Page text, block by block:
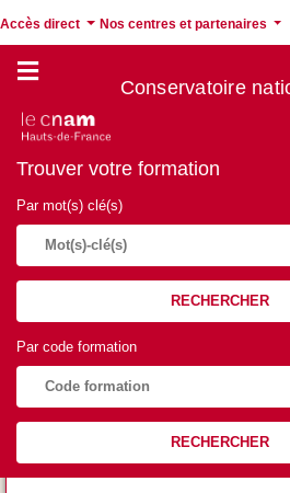
Accès direct Nos centres et partenaires
Conservatoire
Trouver votre formation
Par mot(s) clé(s)
RECHERCHER
Par code formation
RECHERCHER